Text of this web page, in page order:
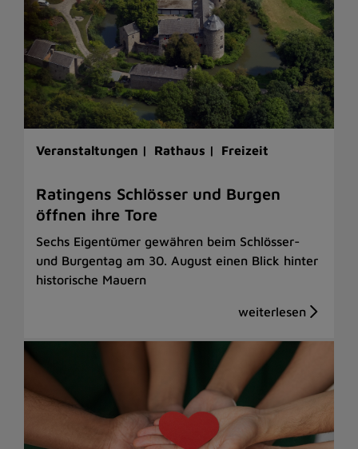
Veranstaltungen | Rathaus | Freizeit
Ratingens Schlösser und Burgen
öffnen ihre Tore
Sechs Eigentümer gewähren beim Schlösser-
und Burgentag am 30. August einen Blick hinter
historische Mauern